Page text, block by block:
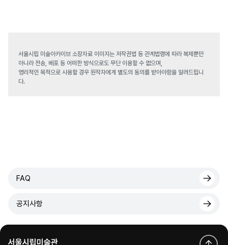
서울시립 미술아카이브 소장자료 이미지는 저작권법 등 관계법령에 따라 복제뿐만
아니라 전송, 배포 등 어떠한 방식으로도 무단 이용할 수 없으며,
영리적인 목적으로 사용할 경우 원작자에게 별도의 동의를 받아야함을 알려드립니
다.
FAQ
공지사항